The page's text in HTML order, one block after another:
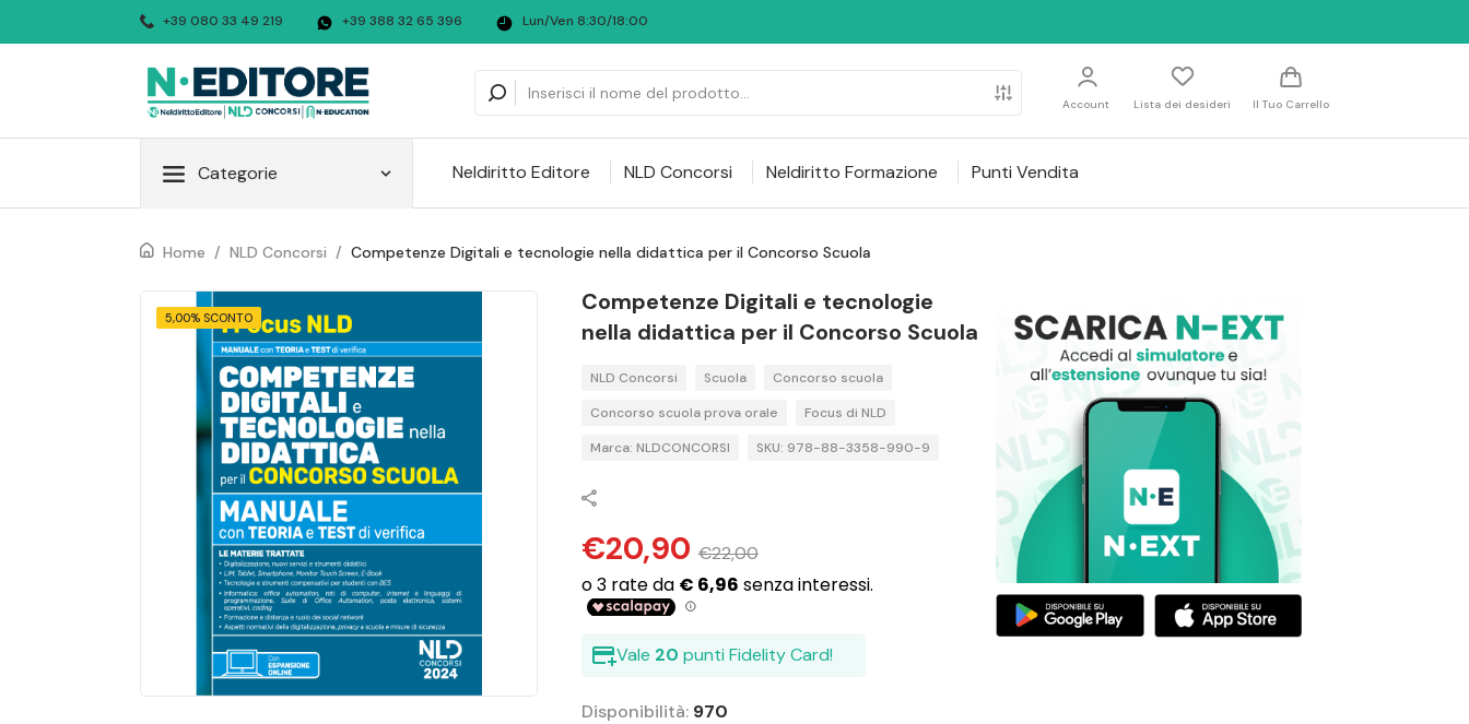
+39 080 33 49 219 +39 388 32 65 396 Lun/Ven 8:30/18:00
Account Lista dei desideri Il Tuo Carrello
Categorie Neldiritto Editore NLD Concorsi Neldiritto Formazione Punti Vendita
Home / NLD Concorsi / Competenze Digitali e tecnologie nella didattica per il Concorso Scuola
5,00% SCONTO
Competenze Digitali e tecnologie
nella didattica per il Concorso Scuola
NLD Concorsi Scuola
Concorso scuola
Concorso scuola prova orale
Focus di NLD
Marca: NLDCONCORSI
SKU: 978-88-3358-990-9
€20,90€22,00
Vale 20 punti Fidelity Card!
Disponibilità: 970